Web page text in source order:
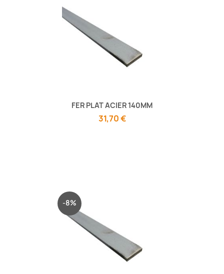
FER PLAT ACIER 140MM
31,70 €
-8%